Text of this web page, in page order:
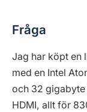
Fråga
Jag har köpt en
med en Intel
och 32
HDMI, allt för